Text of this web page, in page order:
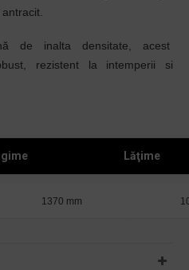
de inalta densitate, acest
rezistent la intemperii si
Lăţime
1370 mm